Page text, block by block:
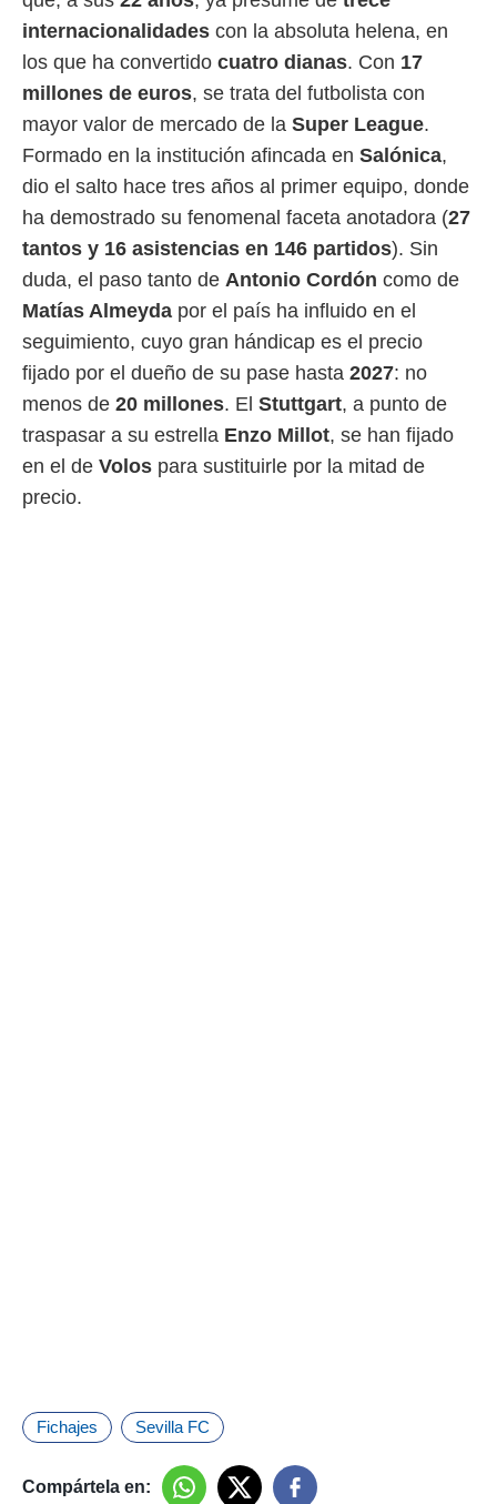
internacionalidades con la absoluta helena, en
los que ha convertido cuatro dianas. Con 17
millones de euros, se trata del futbolista con
mayor valor de mercado de la Super League.
Formado en la institución afincada en Salónica,
dio el salto hace tres años al primer equipo, donde
ha demostrado su fenomenal faceta anotadora (27
tantos y 16 asistencias en 146 partidos). Sin
duda, el paso tanto de Antonio Cordón como de
Matías Almeyda por el país ha influido en el
seguimiento, cuyo gran hándicap es el precio
fijado por el dueño de su pase hasta 2027: no
menos de 20 millones. El Stuttgart, a punto de
traspasar a su estrella Enzo Millot, se han fijado
en el de Volos para sustituirle por la mitad de
precio.
Fichajes Sevilla FC
Compártela en: